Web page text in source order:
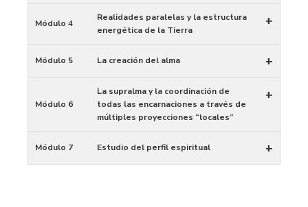
Módulo 4
Realidades paralelas y la estructura
energética de la Tierra
+
Módulo 5 La creación del alma +
Módulo 6
La supralma y la coordinación de
todas las encarnaciones a través de
múltiples proyecciones “locales”
+
Módulo 7 Estudio del perfil espiritual +